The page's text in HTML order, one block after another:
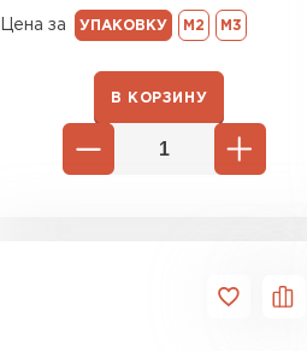
Цена за УПАКОВКУ М2 М3
В КОРЗИНУ